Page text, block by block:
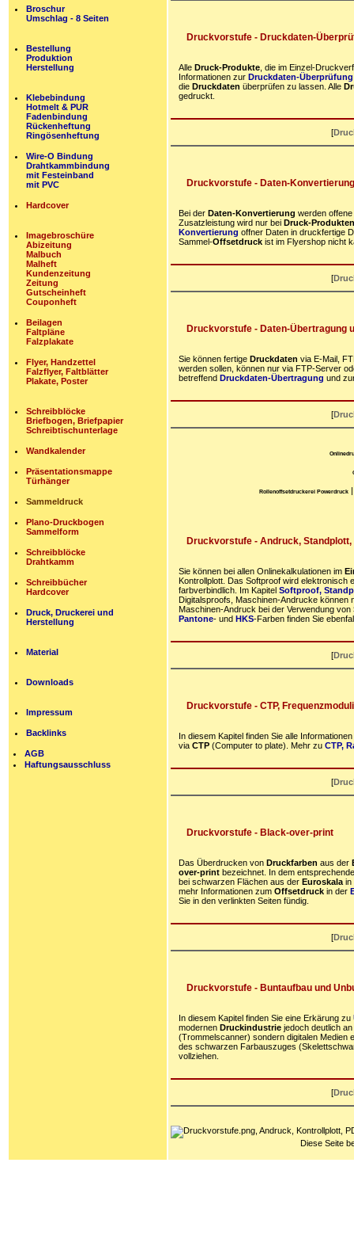
Broschur
Umschlag - 8 Seiten
Bestellung
Produktion
Herstellung
Klebebindung
Hotmelt & PUR
Fadenbindung
Rückenheftung
Ringösenheftung
Wire-O Bindung
Drahtkammbindung
mit Festeinband
mit PVC
Hardcover
Imagebroschüre
Abizeitung
Malbuch
Malheft
Kundenzeitung
Zeitung
Gutscheinheft
Couponheft
Beilagen
Faltpläne
Falzplakate
Flyer, Handzettel
Falzflyer, Faltblätter
Plakate, Poster
Schreibblöcke
Briefbogen, Briefpapier
Schreibtischunterlage
Wandkalender
Präsentationsmappe
Türhänger
Sammeldruck
Plano-Druckbogen
Sammelform
Schreibblöcke
Drahtkamm
Schreibbücher
Hardcover
Druck, Druckerei und
Herstellung
Material
Downloads
Impressum
Backlinks
AGB
Haftungsausschluss
Druckvorstufe - Druckdaten-
Alle Druck-Produkte , die im Einzel-
Informationen zur Druckdaten-Überprüfung
die Druckdaten überprüfen zu lassen. Alle
gedruckt.
[
Druckvorstufe - Daten-
Bei der Daten-Konvertierung werden offene
Zusatzleistung wird nur bei Druck-Produkten
Konvertierung offner Daten in druckfertige
Sammel-Offsetdruck ist im Flyershop nicht
[
Druckvorstufe - Daten-Übertragung
Sie können fertige Druckdaten via E-Mail,
werden sollen, können nur via FTP-Server
betreffend Druckdaten-Übertragung und
[
Rollenoffsetdruckerei Powerdruck
Druckvorstufe - Andruck,
Sie können bei allen Onlinekalkulationen im
Kontrollplott. Das Softproof wird elektronisch
farbverbindlich. Im Kapitel Softproof,
Digitalsproofs, Maschinen-Andrucke können
Maschinen-Andruck bei der Verwendung von
Pantone- und HKS-Farben finden Sie
[
Druckvorstufe - CTP,
In diesem Kapitel finden Sie alle
via CTP (Computer to plate). Mehr zu CTP,
[
Druckvorstufe - Black-over-print
Das Überdrucken von Druckfarben aus der
over-print bezeichnet. In dem
bei schwarzen Flächen aus der Euroskala in
mehr Informationen zum Offsetdruck in der
Sie in den verlinkten Seiten fündig.
[
Druckvorstufe - Buntaufbau und
In diesem Kapitel finden Sie eine Erkärung zu
modernen Druckindustrie jedoch deutlich
(Trommelscanner) sondern digitalen Medien
des schwarzen Farbauszuges
vollziehen.
[
Diese Seite